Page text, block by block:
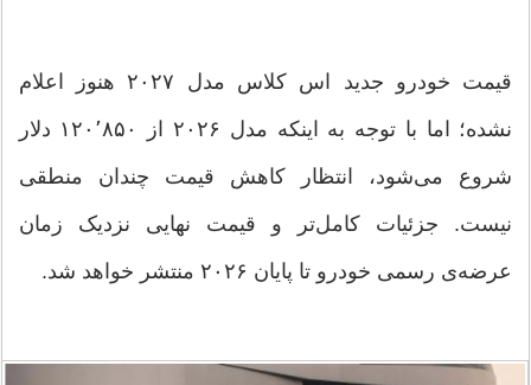
قیمت خودرو جدید اس کلاس مدل ۲۰۲۷ هنوز اعلام
نشده؛ اما با توجه به اینکه مدل ۲۰۲۶ از ۱۲۰٬۸۵۰ دلار
شروع می‌شود، انتظار کاهش قیمت چندان منطقی
نیست. جزئیات کامل‌تر و قیمت نهایی نزدیک زمان
عرضه‌ی رسمی خودرو تا پایان ۲۰۲۶ منتشر خواهد شد.